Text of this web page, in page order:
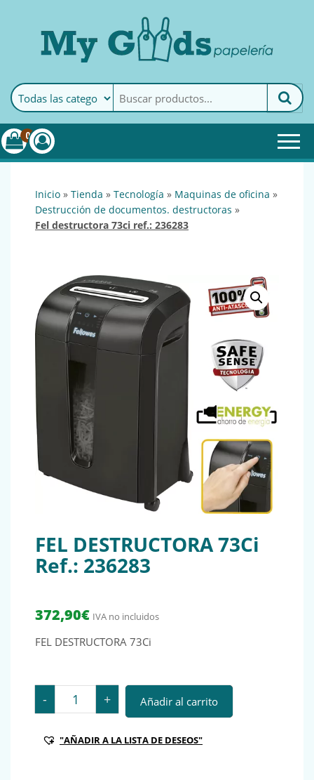
MyGoods · PapeleríaMy Goods es tu papelería
online de confianza. Podrás
encontrar todo lo necesario
0
inicio » tienda » tecnología » maquinas de oficina »
destrucción de documentos. destructoras »
fel destructora 73ci ref.: 236283
FEL DESTRUCTORA 73Ci
Ref.: 236283
372,90€ IVA no incluidos
FEL DESTRUCTORA 73Ci
- FEL DESTRUCTORA 73Ci Ref.: 236283 cantidad
+ Añadir al carrito
"AÑADIR A LA LISTA DE DESEOS"